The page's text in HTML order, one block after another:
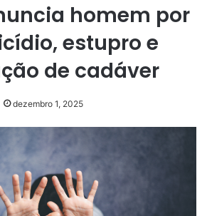
homem por
estupro e
de cadáver
dezembro 1, 2025